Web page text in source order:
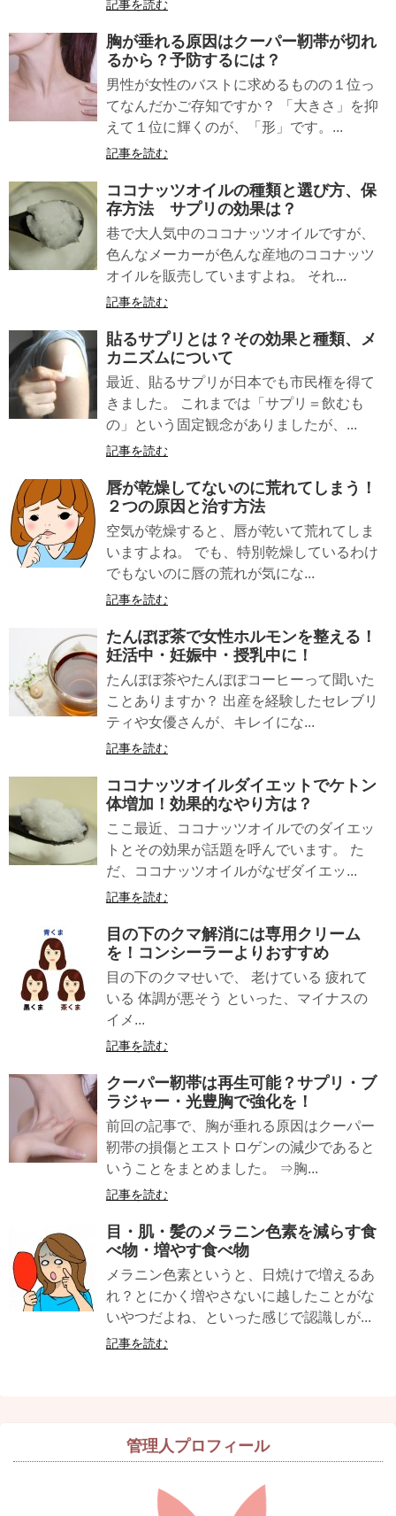
記事を読む
胸が垂れる原因はクーパー靭帯が切れ
るから？予防するには？
男性が女性のバストに求めるものの１位っ
てなんだかご存知ですか？ 「大きさ」を抑
えて１位に輝くのが、「形」です。...
記事を読む
ココナッツオイルの種類と選び方、保
存方法 サプリの効果は？
巷で大人気中のココナッツオイルですが、
色んなメーカーが色んな産地のココナッツ
オイルを販売していますよね。 それ...
記事を読む
貼るサプリ とは？その効果と種類、メ
カニズムについて
最近、貼るサプリが日本でも市民権を得て
きました。 これまでは「サプリ＝飲むも
の」という固定観念がありましたが、...
記事を読む
唇が乾燥してないのに荒れてしまう！
２つの原因と治す方法
空気が乾燥すると、唇が乾いて荒れてしま
いますよね。 でも、特別乾燥しているわけ
でもないのに唇の荒れが気にな...
記事を読む
たんぽぽ茶で女性ホルモンを整える！
妊活中・妊娠中・授乳中に！
たんぽぽ茶やたんぽぽコーヒーって聞いた
ことありますか？ 出産を経験したセレブリ
ティや女優さんが、キレイにな...
記事を読む
ココナッツオイルダイエット でケトン
体増加！効果的なやり方は？
ここ最近、ココナッツオイルでのダイエッ
トとその効果が話題を呼んでいます。 た
だ、ココナッツオイルがなぜダイエッ...
記事を読む
目の下のクマ解消には専用クリーム
を！コンシーラーよりおすすめ
目の下のクマせいで、 老けている 疲れて
いる 体調が悪そう といった、マイナスの
イメ...
記事を読む
クーパー靭帯は再生可能？サプリ・ブ
ラジャー・光豊胸で強化を！
前回の記事で、胸が垂れる原因はクーパー
靭帯の損傷とエストロゲンの減少であると
いうことをまとめました。 ⇒胸...
記事を読む
目・肌・髪のメラニン色素を減らす食
べ物・増やす食べ物
メラニン色素というと、日焼けで増えるあ
れ？とにかく増やさないに越したことがな
いやつだよね、といった感じで認識しが...
記事を読む
管理人プロフィール